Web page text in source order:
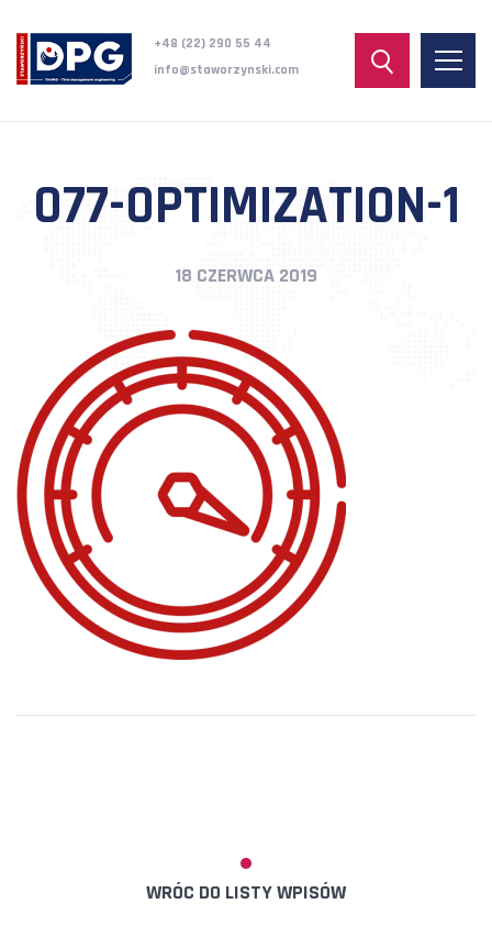
+48 (22) 290 55 44
info@staworzynski.com
077-OPTIMIZATION-1
18 CZERWCA 2019
WRÓC DO LISTY WPISÓW